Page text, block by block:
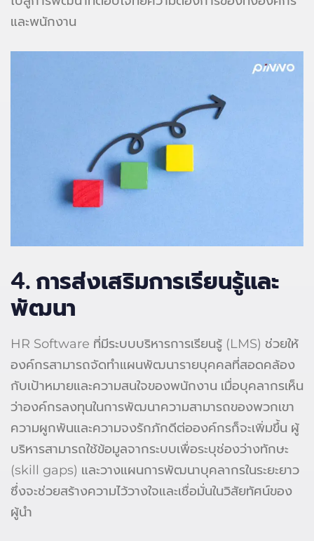
และพนักงาน
4. การส่งเสริมการเรียนรู้และ
พัฒนา
HR Software ที่มีระบบบริหารการเรียนรู้ (LMS) ช่วยให้
องค์กรสามารถจัดทำแผนพัฒนารายบุคคลที่สอดคล้อง
กับเป้าหมายและความสนใจของพนักงาน เมื่อบุคลากรเห็น
ว่าองค์กรลงทุนในการพัฒนาความสามารถของพวกเขา
ความผูกพันและความจงรักภักดีต่อองค์กรก็จะเพิ่มขึ้น ผู้
บริหารสามารถใช้ข้อมูลจากระบบเพื่อระบุช่องว่างทักษะ
(skill gaps) และวางแผนการพัฒนาบุคลากรในระยะยาว
ซึ่งจะช่วยสร้างความไว้วางใจและเชื่อมั่นในวิสัยทัศน์ของ
ผู้นำ